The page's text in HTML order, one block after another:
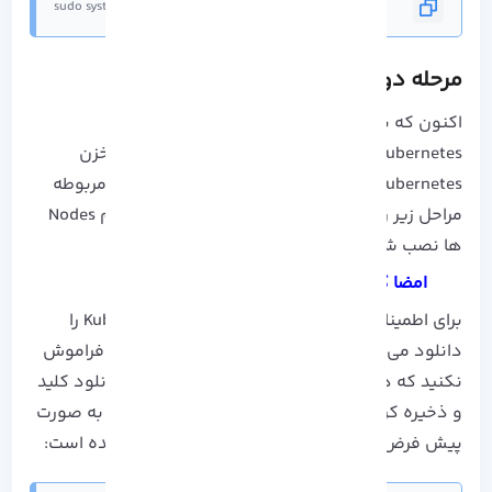
sudo systemctl start docker
مرحله دوم: نصب Kubernetes
Kubernetes روی اوبونتو، رسیدیم برای افزودن مخزن
Kubernetes به لیست منابع APT و نصب ابزارهای مربوطه
مراحل زیر را دنبال کنید تا Kubernetes بر روی تمام Nodes
ها نصب شود:
امضا کلید Kubernetes
برای اطمینان از اینکه نرم افزار معتبری از Kubernetes را
دانلود می کنید، باید Signing Key را دانلود کنید. فراموش
نکنید که در هر Node باید از دستور Curl جهت دانلود کلید
و ذخیره کردن آن کمک بگیرید که در این آموزش به صورت
پیش فرض /etc/apt/keyrings/ در نظر گرفته شده است: